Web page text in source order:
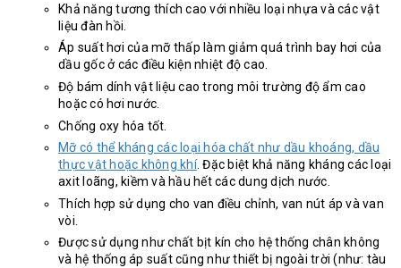
Khả năng tương thích cao với nhiều loại nhựa và các vật
liệu đàn hồi.
Áp suất hơi của mỡ thấp làm giảm quá trình bay hơi của
dầu gốc ở các điều kiện nhiệt độ cao.
Độ bám dính vật liệu cao trong môi trường độ ẩm cao
hoặc có hơi nước.
Chống oxy hóa tốt.
Mỡ có thể kháng các loại hóa chất như dầu khoáng, dầu
thực vật hoặc không khí. Đặc biệt khả năng kháng các loại
axit loãng, kiềm và hầu hết các dung dịch nước.
Thích hợp sử dụng cho van điều chỉnh, van nút áp và van
vòi.
Được sử dụng như chất bịt kín cho hệ thống chân không
và hệ thống áp suất cũng như thiết bị ngoài trời (như: tàu